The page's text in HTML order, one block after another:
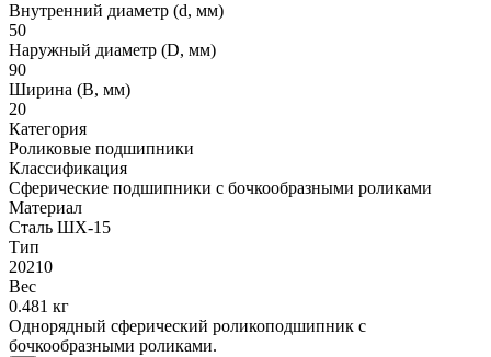
Внутренний диаметр (d, мм)
50
Наружный диаметр (D, мм)
90
Ширина (B, мм)
20
Категория
Роликовые подшипники
Классификация
Сферические подшипники с бочкообразными роликами
Материал
Сталь ШХ-15
Тип
20210
Вес
0.481 кг
Однорядный сферический роликоподшипник с
бочкообразными роликами.